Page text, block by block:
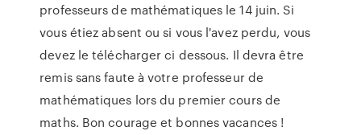
professeurs de mathématiques le 14 juin. Si
vous étiez absent ou si vous l'avez perdu, vous
devez le télécharger ci dessous. Il devra être
remis sans faute à votre professeur de
mathématiques lors du premier cours de
maths. Bon courage et bonnes vacances !